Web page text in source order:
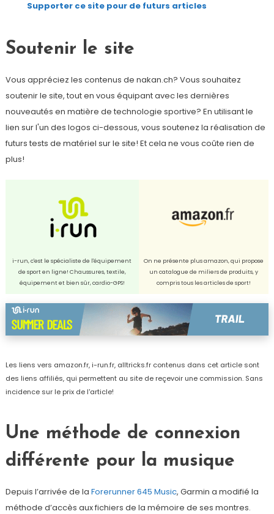
Supporter ce site pour de futurs articles
Soutenir le site
Vous appréciez les contenus de nakan.ch? Vous souhaitez
soutenir le site, tout en vous équipant avec les dernières
nouveautés en matière de technologie sportive? En utilisant le
lien sur l'un des logos ci-dessous, vous soutenez la réalisation de
futurs tests de matériel sur le site! Et cela ne vous coûte rien de
plus!
i-run, c'est le spécialiste de l'équipement
de sport en ligne! Chaussures, textile,
équipement et bien sûr, cardio-GPS!
On ne présente plus amazon, qui propose
un catalogue de miliers de produits, y
compris tous les articles de sport!
Les liens vers amazon.fr, i-run.fr, alltricks.fr contenus dans cet article sont
des liens affiliés, qui permettent au site de reçevoir une commission. Sans
incidence sur le prix de l'article!
Une méthode de connexion
différente pour la musique
Depuis l’arrivée de la Forerunner 645 Music, Garmin a modifié la
méthode d’accès aux fichiers de la mémoire de ses montres.